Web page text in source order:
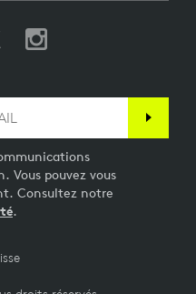
Vous pouvez vous
Consultez notre
.